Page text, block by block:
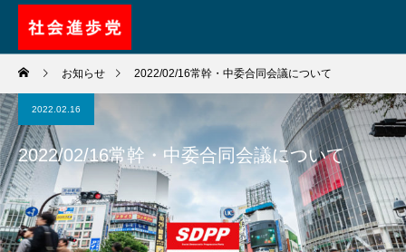
お知らせ 2022/02/16常幹・中委合同会議について
2022.02.16
2022/02/16常幹・中委合同会議について